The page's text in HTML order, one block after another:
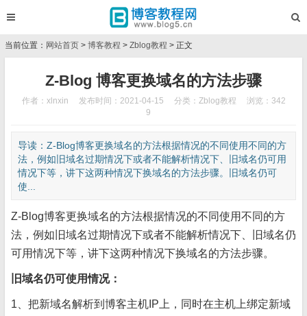
当前位置： 网站首页 > 博客教程 > Zblog教程 > 正文
Z-Blog 博客更换域名的方法步骤
作者：xlnxin 发布时间：2021-04-15 分类： Zblog教程
浏览：342
9
导读：Z-Blog博客更换域名的方法根据情况的不同使用不同的方
法，例如旧域名过期情况下或者不能解析情况下、旧域名仍可用
情况下等，讲下这两种情况下换域名的方法步骤。旧域名仍可
使...
Z-Blog博客更换域名的方法根据情况的不同使用不同的方
法，例如旧域名过期情况下或者不能解析情况下、旧域名仍
可用情况下等，讲下这两种情况下换域名的方法步骤。
旧域名仍可使用情况：
1、把新域名解析到博客主机IP上，同时在主机上绑定新域